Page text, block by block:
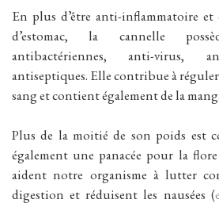
En plus d’être anti-inflammatoire
d’estomac, la cannelle
antibactériennes, anti-virus,
antiseptiques. Elle contribue à réguler
sang et contient également de la
Plus de la moitié de son poids est
également une panacée pour la
aident notre organisme à lutter
digestion et réduisent les nausées (